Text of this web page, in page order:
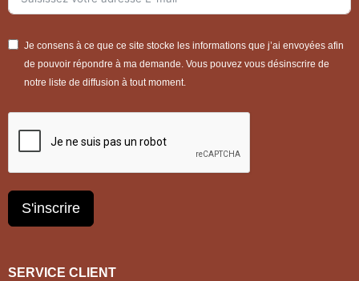
Je consens à ce que ce site stocke les informations que j’ai envoyées afin
de pouvoir répondre à ma demande. Vous pouvez vous désinscrire de
notre liste de diffusion à tout moment.
S'inscrire
SERVICE CLIENT